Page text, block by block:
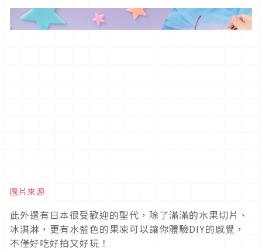
圖片來源
此外還有日本很受歡迎的聖代，除了滿滿的水果切片、
冰淇淋，更有水藍色的果凍可以讓你體驗DIY的感覺，
不僅好吃好拍又好玩！